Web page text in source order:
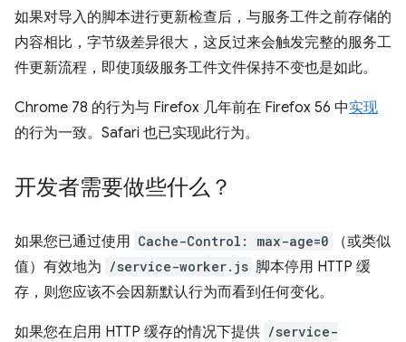
如果对导入的脚本进行更新检查后，与服务工件之前存储的
内容相比，字节级差异很大，这反过来会触发完整的服务工
件更新流程，即使顶级服务工件文件保持不变也是如此。
Chrome 78 的行为与 Firefox 几年前在 Firefox 56 中实现
的行为一致。Safari 也已实现此行为。
开发者需要做些什么？
如果您已通过使用 Cache-Control: max-age=0
（或类似
值）有效地为 /service-worker.js 脚本停用 HTTP 缓
存，则您应该不会因新默认行为而看到任何变化。
如果您在启用 HTTP 缓存的情况下提供 /service-